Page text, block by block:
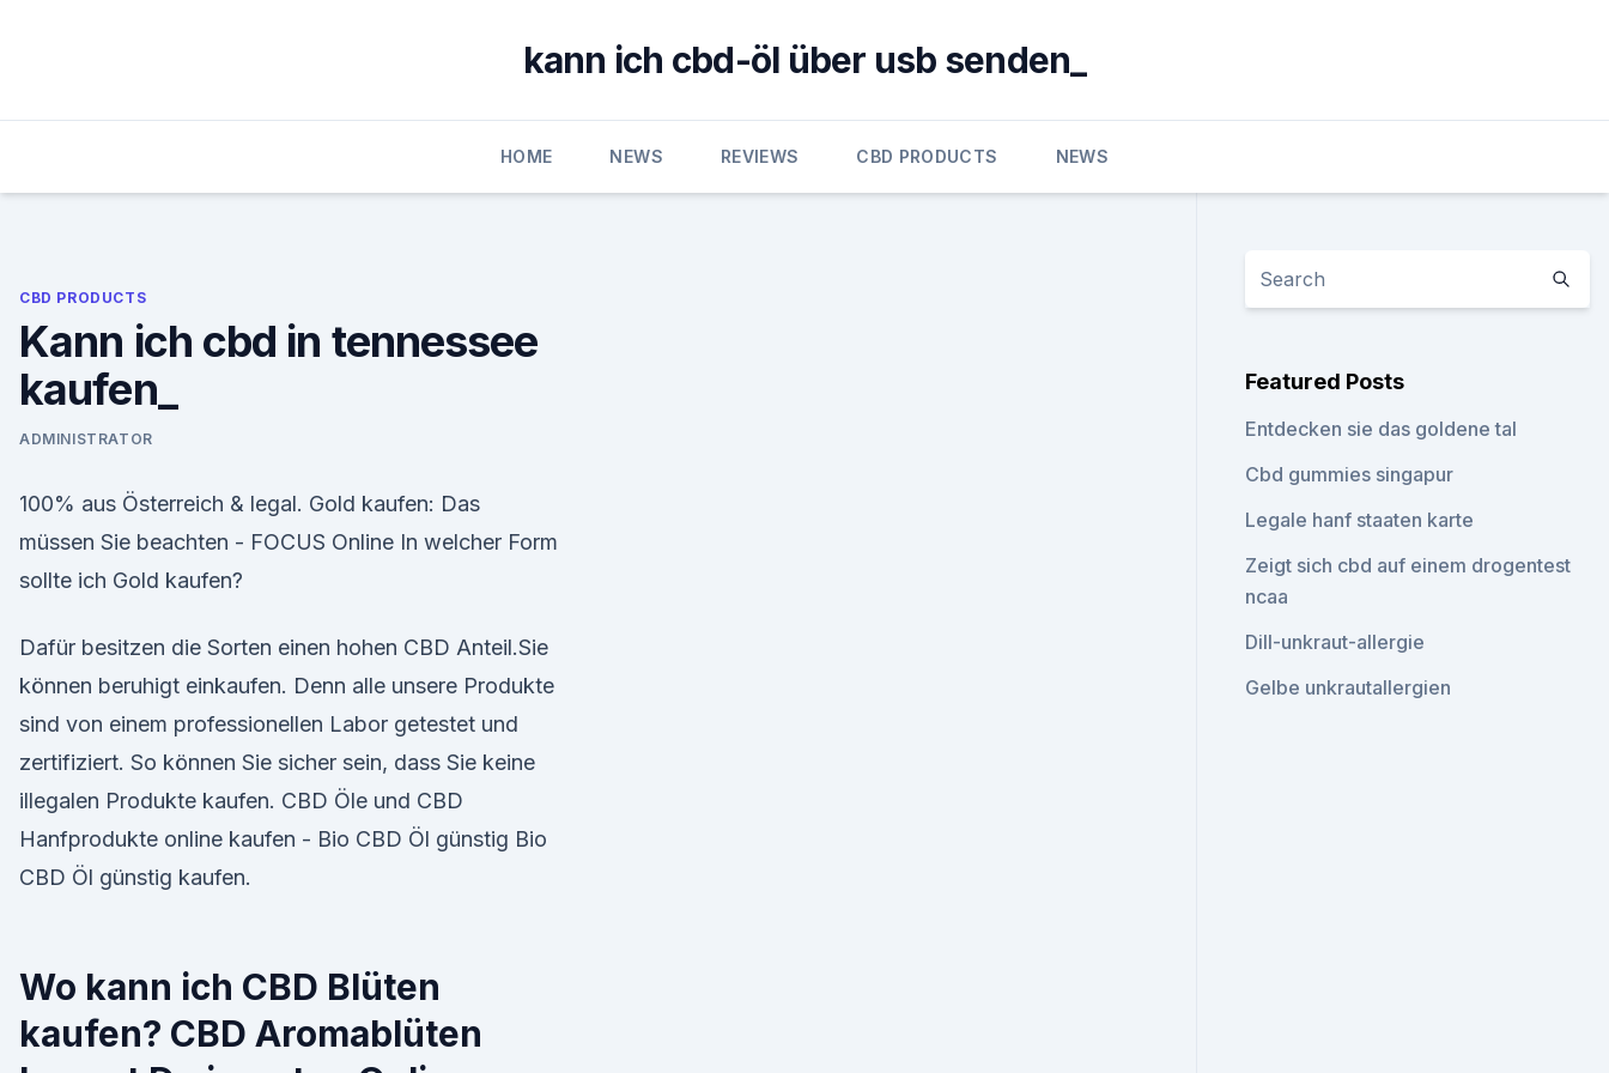
kann ich cbd-öl über usb senden_
HOME NEWS REVIEWS CBD PRODUCTS NEWS
CBD PRODUCTS
Kann ich cbd in tennessee
kaufen_
ADMINISTRATOR
100% aus Österreich & legal. Gold kaufen: Das
müssen Sie beachten - FOCUS Online In welcher Form
sollte ich Gold kaufen?
Dafür besitzen die Sorten einen hohen CBD Anteil.Sie
können beruhigt einkaufen. Denn alle unsere Produkte
sind von einem professionellen Labor getestet und
zertifiziert. So können Sie sicher sein, dass Sie keine
illegalen Produkte kaufen. CBD Öle und CBD
Hanfprodukte online kaufen - Bio CBD Öl günstig Bio
CBD Öl günstig kaufen.
Wo kann ich CBD Blüten
kaufen? CBD Aromablüten
Featured Posts
Entdecken sie das goldene tal
Cbd gummies singapur
Legale hanf staaten karte
Zeigt sich cbd auf einem drogentest
ncaa
Dill-unkraut-allergie
Gelbe unkrautallergien